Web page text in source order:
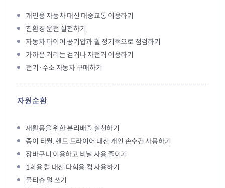
개인용 자동차 대신 대중교통 이용하기
친환경 운전 실천하기
자동차 타이어 공기압과 휠 정기적으로 점검하기
가까운 거리는 걷거나 자전거 이용하기
전기·수소 자동차 구매하기
자원순환
재활용을 위한 분리배출 실천하기
종이 타월, 핸드 드라이어 대신 개인 손수건 사용하기
장바구니 이용하고 비닐 사용 줄이기
1회용 컵 대신 다회용 컵 사용하기
물티슈 덜 쓰기